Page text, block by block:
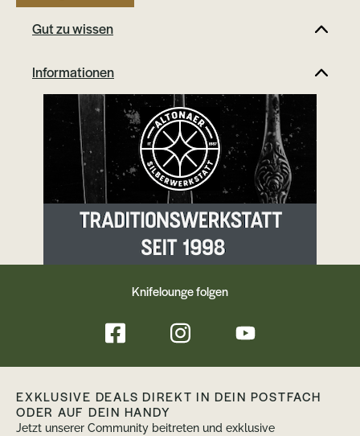
Gut zu wissen
Informationen
Knifelounge folgen
EXKLUSIVE DEALS DIREKT IN DEIN POSTFACH
ODER AUF DEIN HANDY
Jetzt unserer Community beitreten und exklusive